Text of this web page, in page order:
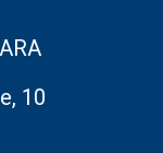
10